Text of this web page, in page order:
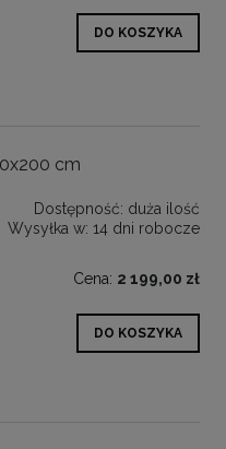
DO KOSZYKA
cm
Dostępność: duża ilość
Wysyłka w: 14 dni robocze
Cena: 2 199,00 zł
DO KOSZYKA